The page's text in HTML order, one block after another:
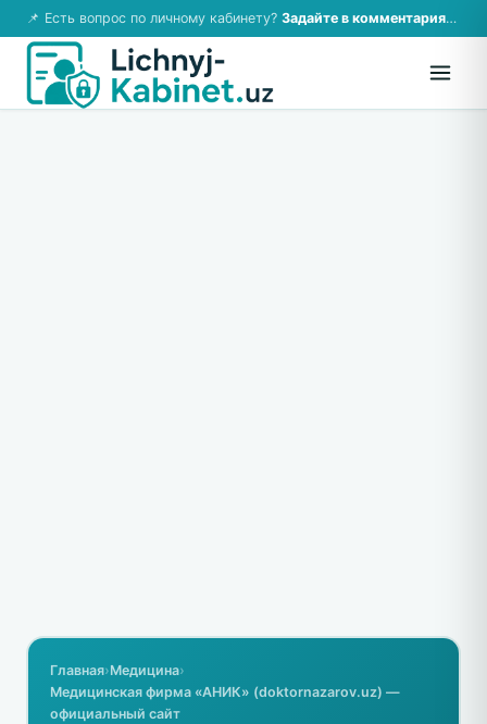
📌 Есть вопрос по личному кабинету? Задайте в комментариях — ответим!
Главная›Медицина›
Медицинская фирма «АНИК» (doktornazarov.uz) —
официальный сайт